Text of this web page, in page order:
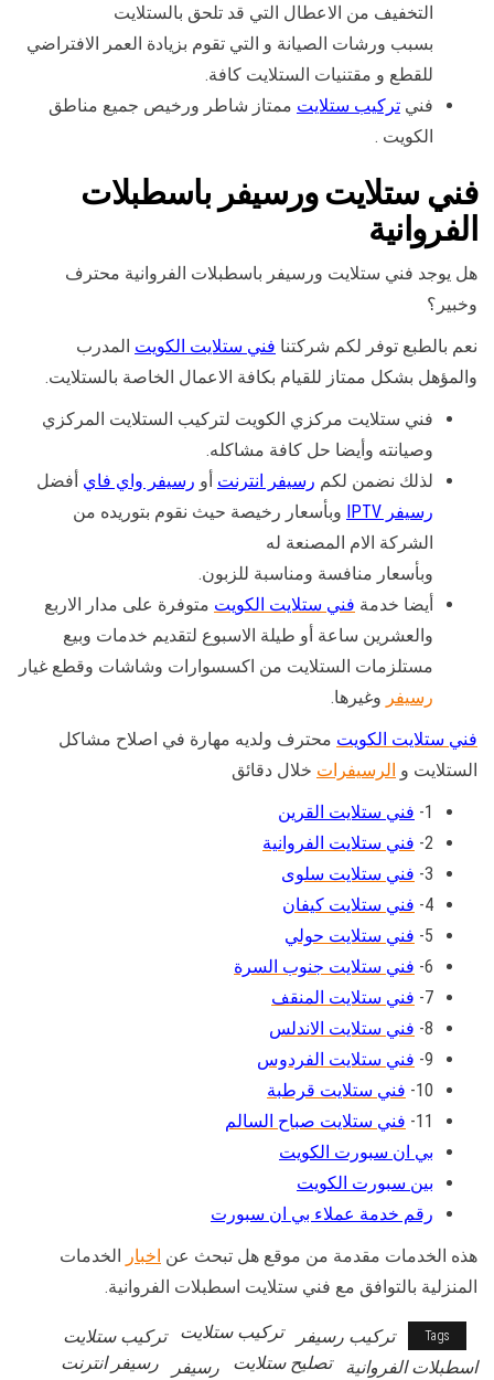
التخفيف من الاعطال التي قد تلحق بالستلايت
بسبب ورشات الصيانة و التي تقوم بزيادة العمر الافتراضي
للقطع و مقتنيات الستلايت كافة.
فني تركيب ستلايت ممتاز شاطر ورخيص جميع مناطق
الكويت .
فني ستلايت ورسيفر باسطبلات
الفروانية
هل يوجد فني ستلايت ورسيفر باسطبلات الفروانية محترف
وخبير؟
نعم بالطبع توفر لكم شركتنا فني ستلايت الكويت المدرب
والمؤهل بشكل ممتاز للقيام بكافة الاعمال الخاصة بالستلايت.
فني ستلايت مركزي الكويت لتركيب الستلايت المركزي
وصيانته وأيضا حل كافة مشاكله.
لذلك نضمن لكم رسيفر انترنت أو رسيفر واي فاي أفضل
رسيفر IPTV
وبأسعار رخيصة حيث نقوم بتوريده من
الشركة الام المصنعة له
وبأسعار منافسة ومناسبة للزبون.
أيضا خدمة فني ستلايت الكويت متوفرة على مدار الاربع
والعشرين ساعة أو طيلة الاسبوع لتقديم خدمات وبيع
مستلزمات الستلايت من اكسسوارات وشاشات وقطع غيار
رسيفر وغيرها.
فني ستلايت الكويت محترف ولديه مهارة في اصلاح مشاكل
الستلايت و الرسيفرات خلال دقائق
1- فني ستلايت القرين
2- فني ستلايت الفروانية
3- فني ستلايت سلوى
4- فني ستلايت كيفان
5- فني ستلايت حولي
6- فني ستلايت جنوب السرة
7- فني ستلايت المنقف
8- فني ستلايت الاندلس
9- فني ستلايت الفردوس
10- فني ستلايت قرطبة
11- فني ستلايت صباح السالم
بي ان سبورت الكويت
بين سبورت الكويت
رقم خدمة عملاء بي ان سبورت
هذه الخدمات مقدمة من موقع هل تبحث عن اخبار الخدمات
المنزلية بالتوافق مع فني ستلايت اسطبلات الفروانية.
Tags تركيب رسيفر تركيب ستلايت
تركيب ستلايت
اسطبلات الفروانية
تصليح ستلايت رسيفر
رسيفر انترنت